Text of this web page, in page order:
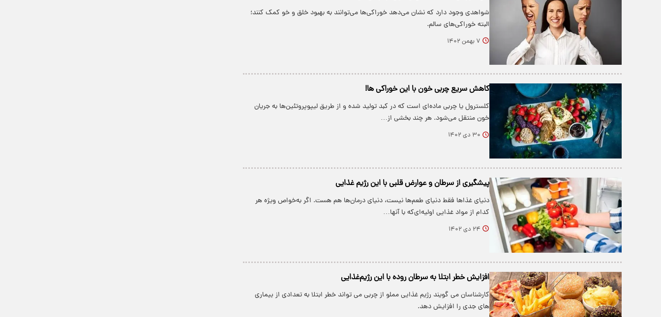
شواهدی وجود دارد که نشان می‌دهد خوراکی‌ها می‌توانند به بهبود خلق و خو کمک کنند؛
البته خوراکی‌های سالم.
۷ بهمن ۱۴۰۲
کاهش سریع چربی خون با این خوراکی ها!
کلسترول یا چربی ماده‌ای است که در کبد تولید شده و از طریق لیپوپروتئین‌ها به جریان
خون منتقل می‌شود. هر چند بخشی از…
۳۰ دی ۱۴۰۲
پیشگیری از سرطان و عوارض قلبی با این رژیم غذایی
دنیای غذاها فقط دنیای طعم‌ها نیست، دنیای درمان‌ها هم هست. اگر به‌خواص ویژه هر
کدام از مواد غذایی اولیه‌ای‌که با آنها…
۲۴ دی ۱۴۰۲
افزایش خطر ابتلا به سرطان روده با این رژیم‌غذایی
کارشناسان می گویند رژیم غذایی مملو از چربی می تواند خطر ابتلا به تعدادی از بیماری
های جدی را افزایش دهد.